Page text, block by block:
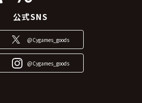
公式SNS
@Cygames_goods
@Cygames_goods